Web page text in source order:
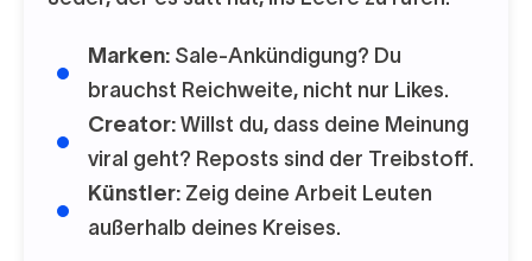
Marken: Sale-Ankündigung? Du
brauchst Reichweite, nicht nur Likes.
Creator: Willst du, dass deine Meinung
viral geht? Reposts sind der Treibstoff.
Künstler: Zeig deine Arbeit Leuten
außerhalb deines Kreises.